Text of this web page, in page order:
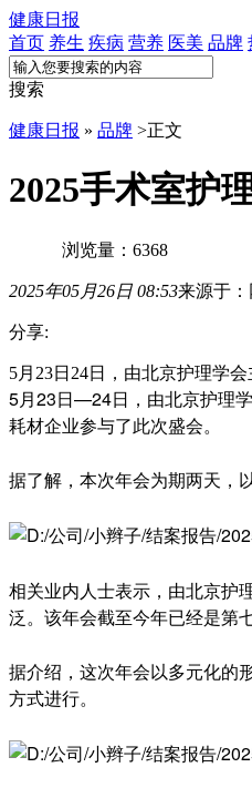
健康日报
首页 养生 疾病 营养 医美 品牌
搜索
健康日报 » 品牌 >正文
2025手术室护
浏览量：6368
2025年05月26日 08:53来源于
分享:
5月23日24日，由北京护理学
5月23日—24日，由北京护理
耗材企业参与了此次盛会。
据了解，本次年会为期两天，
相关业内人士表示，由北京护
泛。该年会截至今年已经是第
据介绍，这次年会以多元化的
方式进行。